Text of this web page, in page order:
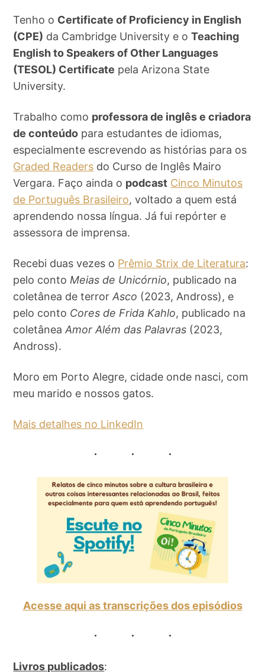
Tenho o Certificate of Proficiency in English
(CPE) da Cambridge University e oTeaching
English to Speakers of Other Languages
(TESOL) Certificate pela Arizona State
University.
Trabalho como professora de inglês e criadora
de conteúdo para estudantes de idiomas,
especialmente escrevendo as histórias para os
Graded Readers do Curso de Inglês Mairo
Vergara. Faço ainda o podcast Cinco Minutos
de Português Brasileiro, voltado a quem está
aprendendo nossa língua. Já fui repórter e
assessora de imprensa.
Recebi duas vezes o Prêmio Strix de Literatura:
pelo contoMeias de Unicórnio, publicado na
coletânea de terrorAsco (2023, Andross), e
pelo conto Cores de Frida Kahlo, publicado na
coletâneaAmor Além das Palavras (2023,
Andross).
Moro em Porto Alegre, cidade onde nasci, com
meu marido e nossos gatos.
Mais detalhes no LinkedIn
Acesse aqui as transcrições dosepisódios
Livros publicados: